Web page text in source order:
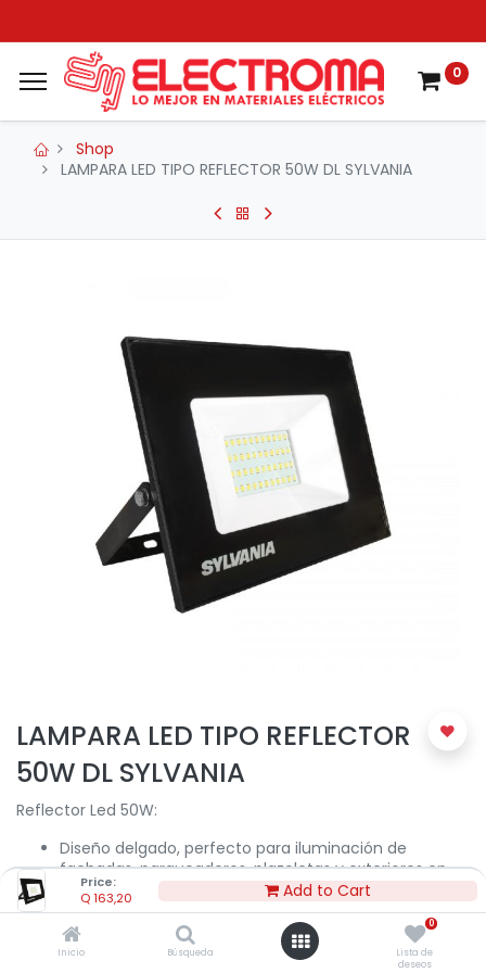
Price:
Q163,20 Add to Cart
Inicio Búsqueda
0
Lista de
deseos
0
Shop
LAMPARA LED TIPO REFLECTOR 50W DL SYLVANIA
LAMPARA LED TIPO REFLECTOR
50W DL SYLVANIA
Reflector Led 50W:
Diseño delgado, perfecto para iluminación de
fachadas, parqueaderos, plazoletas y exteriores en
general
Tipo de distribución: Directa Simétrica.
Tipo de montaje: Sobreponer, con soporte.
Carcasa fabricada en aleación de aluminio fundido,